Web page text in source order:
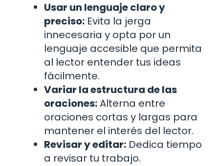
Usar un lenguaje claro y
preciso: Evita la jerga
innecesaria y opta por un
lenguaje accesible que permita
al lector entender tus ideas
fácilmente.
Variar la estructura de las
oraciones:Alterna entre
oraciones cortas y largas para
mantener el interés del lector.
Revisar y editar: Dedica tiempo
a revisar tu trabajo.